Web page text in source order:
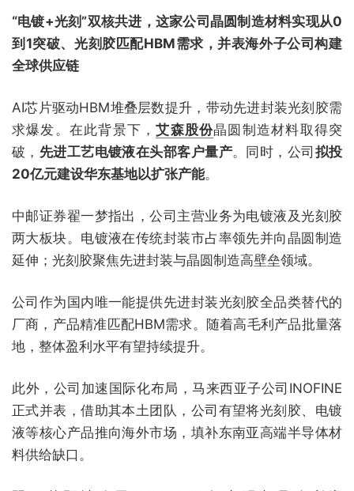
“电镀+光刻”双核共进，这家公司晶圆制造材料实现从0
到1突破、光刻胶匹配HBM需求，并表海外子公司构建
全球供应链
AI芯片驱动HBM堆叠层数提升，带动先进封装光刻胶需
求爆发。在此背景下，艾森股份晶圆制造材料取得突
破， 先进工艺电镀液在头部客户量产。同时，公司 拟投
20亿元建设华东基地以扩张产能。
中邮证券翟一梦指出，公司主营业务为电镀液及光刻胶
两大板块。电镀液在传统封装市占率领先并向晶圆制造
延伸；光刻胶聚焦先进封装与晶圆制造高壁垒领域。
公司作为国内唯一能提供先进封装光刻胶全品类替代的
厂商，产品精准匹配HBM需求。随着高毛利产品批量落
地，整体盈利水平有望持续提升。
此外，公司加速国际化布局，马来西亚子公司INOFINE
正式并表，借助其本土团队，公司有望将光刻胶、电镀
液等核心产品推向海外市场，填补东南亚高端半导体材
料供给缺口。